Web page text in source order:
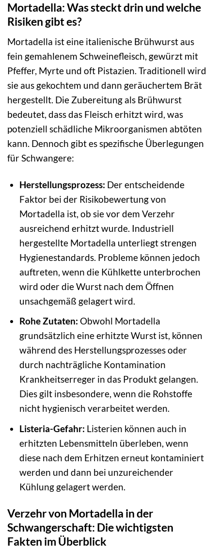
Mortadella: Was steckt drin und welche
Risiken gibt es?
Mortadella ist eine italienische Brühwurst aus
fein gemahlenem Schweinefleisch, gewürzt mit
Pfeffer, Myrte und oft Pistazien. Traditionell wird
sie aus gekochtem und dann geräuchertem Brät
hergestellt. Die Zubereitung als Brühwurst
bedeutet, dass das Fleisch erhitzt wird, was
potenziell schädliche Mikroorganismen abtöten
kann. Dennoch gibt es spezifische Überlegungen
für Schwangere:
Herstellungsprozess: Der entscheidende
Faktor bei der Risikobewertung von
Mortadella ist, ob sie vor dem Verzehr
ausreichend erhitzt wurde. Industriell
hergestellte Mortadella unterliegt strengen
Hygienestandards. Probleme können jedoch
auftreten, wenn die Kühlkette unterbrochen
wird oder die Wurst nach dem Öffnen
unsachgemäß gelagert wird.
Rohe Zutaten: Obwohl Mortadella
grundsätzlich eine erhitzte Wurst ist, können
während des Herstellungsprozesses oder
durch nachträgliche Kontamination
Krankheitserreger in das Produkt gelangen.
Dies gilt insbesondere, wenn die Rohstoffe
nicht hygienisch verarbeitet werden.
Listeria-Gefahr: Listerien können auch in
erhitzten Lebensmitteln überleben, wenn
diese nach dem Erhitzen erneut kontaminiert
werden und dann bei unzureichender
Kühlung gelagert werden.
Verzehr von Mortadella in der
Schwangerschaft: Die wichtigsten
Fakten im Überblick